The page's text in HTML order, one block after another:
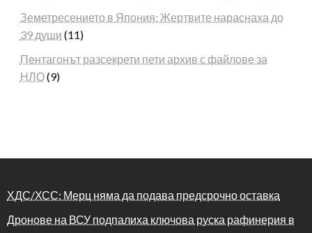
Земетресението в Япония: Жертвите нараснаха до
39 души (11)
Пентагонът разсекрети пети архив с файлове за
НЛО(9)
ХДС/ХСС: Мерц няма да подава предсрочно оставка
Дронове на ВСУ подпалиха ключова руска рафинерия в